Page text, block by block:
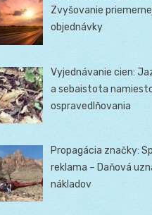
Zvyšovanie
objednávky
Vyjednávanie cien:
a sebaistota
ospravedlňovania
Propagácia značky:
reklama – Daňová
nákladov